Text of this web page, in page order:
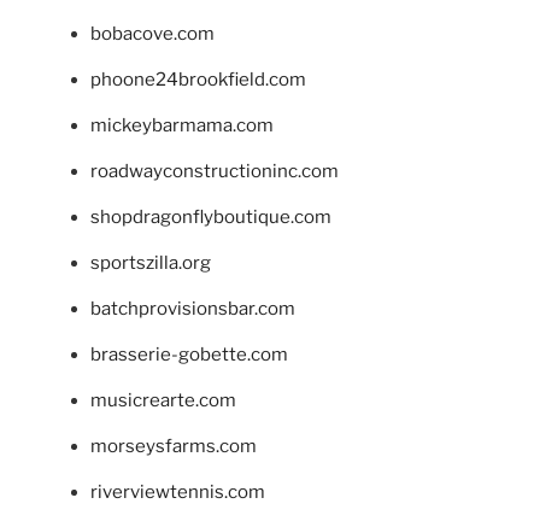
bobacove.com
phoone24brookfield.com
mickeybarmama.com
roadwayconstructioninc.com
shopdragonflyboutique.com
sportszilla.org
batchprovisionsbar.com
brasserie-gobette.com
musicrearte.com
morseysfarms.com
riverviewtennis.com